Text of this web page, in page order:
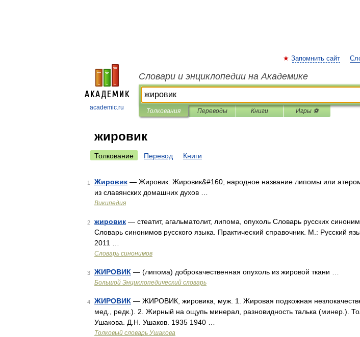
academic.ru
Запомнить сайт
Словари и энциклопедии на Академике
Толкования Переводы Книги Игры ⚽
жировик
Толкование Перевод Книги
1 Жировик — Жировик: Жировик&#160; народное название липомы или
из славянских домашних духов …
Википедия
2 жировик — стеатит, агальматолит, липома, опухоль Словарь русских
Словарь синонимов русского языка. Практический справочник. М.: Русский
2011 …
Словарь синонимов
3 ЖИРОВИК — (липома) доброкачественная опухоль из жировой ткани …
Большой Энциклопедический словарь
4 ЖИРОВИК — ЖИРОВИК, жировика, муж. 1. Жировая подкожная
мед., редк.). 2. Жирный на ощупь минерал, разновидность талька (минер.).
Ушакова. Д.Н. Ушаков. 1935 1940 …
Толковый словарь Ушакова